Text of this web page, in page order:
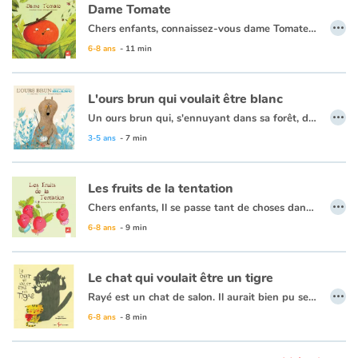
Apprendre les langues
Dyslexie, troubles de la lecture
Nos listes de lecture
Coups de coeur
Dame Tomate
Chers enfants, connaissez-vous dame Tomate, l'aventurière du potager, ou la demoiselle Citrouille qui rêve d'être une star, et puis ce petit Radis, amoureux de la Pâquerette, si différente de lui ? Ces contes drôles et pas comme les autres vous feront vivre des aventures fabuleuses. Vous ne regarderez plus les potagers de la même manière. Mais chuuut ! Ecoutez, ou lisez plutôt... Vous serez surpris !
6-8 ans - 11 min
…
L'ours brun qui voulait être blanc
Un ours brun qui, s'ennuyant dans sa forêt, décide de partir à l'aventure. Au bout de plusieurs jours de marche, il arrive au pôle Nord et découvre un monde inconnu. Un territoire où tout est blanc, même les ours... L'ours brun qui voulait être blanc est une fable tendre et humoristique sur la différence et l'acceptation de soi.
3-5 ans - 7 min
…
Les fruits de la tentation
Chers enfants, Il se passe tant de choses dans un potager, qu'on peut à peine l'imaginer ! Depuis quelque temps, Dr Navet et Sir Poireau, deux singuliers détectives, volent au secours des habitants du potager. Au cours de leurs enquêtes, ils résolvent énigmes et secrets. Si vous voulez connaître le secret des jolies fraises joufflues, il vous faudra suivre les deux détectives. Alors, approchez-vous ! Ils vous attendent !
6-8 ans - 9 min
…
Le chat qui voulait être un tigre
Rayé est un chat de salon. Il aurait bien pu se contenter de passer des journées tranquilles auprès de son maître. Mais le petit félin rêve d'une vie sauvage et surtout d'être couronné Roi de la jungle. À la maison, Rayé s'imagine en forêt : il bondit, s'accroche au divan et aux rideaux, éprouvant durement la patience de son maître. Un jour, le brave homme en a assez et prend une décision qui changera à tout jamais leur vie.
6-8 ans - 8 min
…